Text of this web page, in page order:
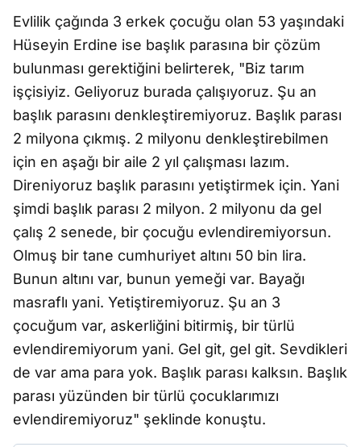
Evlilik çağında 3 erkek çocuğu olan 53 yaşındaki
Hüseyin Erdine ise başlık parasına bir çözüm
bulunması gerektiğini belirterek, "Biz tarım
işçisiyiz. Geliyoruz burada çalışıyoruz. Şu an
başlık parasını denkleştiremiyoruz. Başlık parası
2 milyona çıkmış. 2 milyonu denkleştirebilmen
için en aşağı bir aile 2 yıl çalışması lazım.
Direniyoruz başlık parasını yetiştirmek için. Yani
şimdi başlık parası 2 milyon. 2 milyonu da gel
çalış 2 senede, bir çocuğu evlendiremiyorsun.
Olmuş bir tane cumhuriyet altını 50 bin lira.
Bunun altını var, bunun yemeği var. Bayağı
masraflı yani. Yetiştiremiyoruz. Şu an 3
çocuğum var, askerliğini bitirmiş, bir türlü
evlendiremiyorum yani. Gel git, gel git. Sevdikleri
de var ama para yok. Başlık parası kalksın. Başlık
parası yüzünden bir türlü çocuklarımızı
evlendiremiyoruz" şeklinde konuştu.